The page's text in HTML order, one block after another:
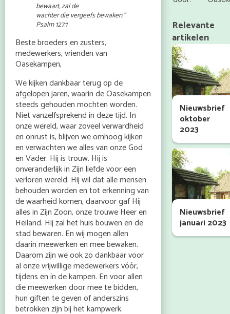
bewaart, zal de
wachter die vergeefs bewaken.”
Psalm 127:1
Beste broeders en zusters,
medewerkers, vrienden van
Oasekampen,
We kijken dankbaar terug op de
afgelopen jaren, waarin de Oasekampen
steeds gehouden mochten worden.
Niet vanzelfsprekend in deze tijd. In
onze wereld, waar zoveel verwardheid
en onrust is, blijven we omhoog kijken
en verwachten we alles van onze God
en Vader. Hij is trouw. Hij is
onveranderlijk in Zijn liefde voor een
verloren wereld. Hij wil dat alle mensen
behouden worden en tot erkenning van
de waarheid komen, daarvoor gaf Hij
alles in Zijn Zoon, onze trouwe Heer en
Heiland. Hij zal het huis bouwen en de
stad bewaren. En wij mogen allen
daarin meewerken en mee bewaken.
Daarom zijn we ook zo dankbaar voor
al onze vrijwillige medewerkers vóór,
tijdens en ín de kampen. En voor allen
die meewerken door mee te bidden,
hun giften te geven of anderszins
betrokken zijn bij het kampwerk.
Relevante
artikelen
Nieuwsbrief
oktober
2023
Nieuwsbrief
januari 2023